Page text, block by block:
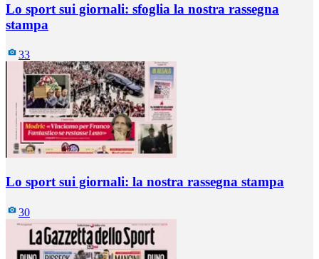
Lo sport sui giornali: sfoglia la nostra rassegna
stampa
33
Lo sport sui giornali: la nostra rassegna stampa
30